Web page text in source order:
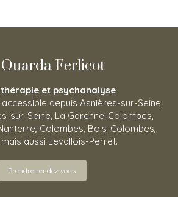
Ferlicot
et psychanalyse
depuis Asnières-sur-Seine,
sur-Seine, La Garenne-Colombes,
Colombes, Bois-Colombes,
mais aussi Levallois-Perret.
Prendre rendez vous